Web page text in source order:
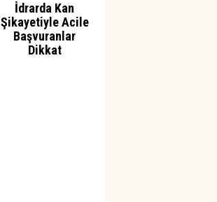
İdrarda Kan
Şikayetiyle Acile
Başvuranlar
Dikkat